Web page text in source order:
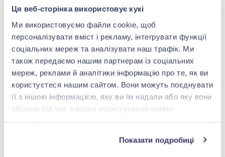
Ця веб-сторінка використовує кукі
Ми використовуємо файли cookie, щоб
персоналізувати вміст і рекламу, інтегрувати функції
соціальних мереж та аналізувати наш трафік. Ми
також передаємо нашим партнерам із соціальних
мереж, реклами й аналітики інформацію про те, як ви
користуєтеся нашим сайтом. Вони можуть поєднувати
її з іншою інформацією, яку ви їм надали або яку вони
зібрали під час вашого користування їхніми
Показати подробиці
5010072ж
(арт. 5010072ж)
Купити
5010074
(арт. 5010074)
Купити
-56% -56%